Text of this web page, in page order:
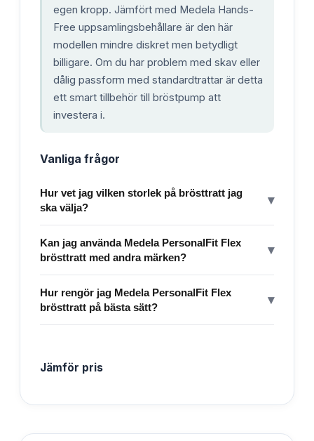
egen kropp. Jämfört med Medela Hands-
Free uppsamlingsbehållare är den här
modellen mindre diskret men betydligt
billigare. Om du har problem med skav eller
dålig passform med standardtrattar är detta
ett smart tillbehör till bröstpump att
investera i.
Vanliga frågor
Hur vet jag vilken storlek på brösttratt jag
ska välja?
▾
Kan jag använda Medela PersonalFit Flex
brösttratt med andra märken?
▾
Hur rengör jag Medela PersonalFit Flex
brösttratt på bästa sätt?
▾
Jämför pris